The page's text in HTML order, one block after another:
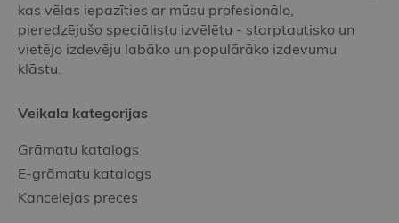
kas vēlas iepazīties ar mūsu profesionālo,
pieredzējušo speciālistu izvēlētu - starptautisko un
vietējo izdevēju labāko un populārāko izdevumu
klāstu.
Veikala kategorijas
Grāmatu katalogs
E-grāmatu katalogs
Kancelejas preces